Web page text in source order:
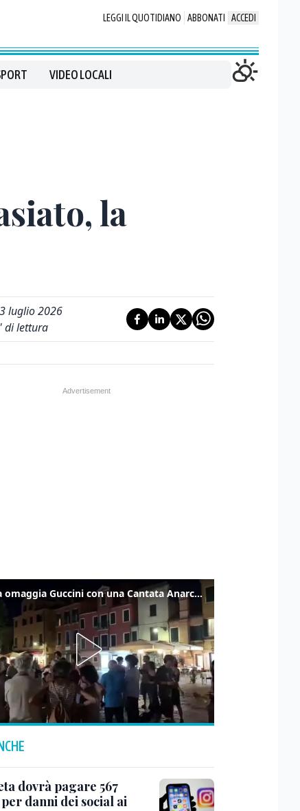
LEGGI IL QUOTIDIANO ABBONATI ACCEDI
VIDEO LOCALI
la
luglio 2026
' di lettura
Venezia omaggia Guccini con una Cantata Anarchica in campo Santa Margherita
dovrà pagare 567
danni dei social ai